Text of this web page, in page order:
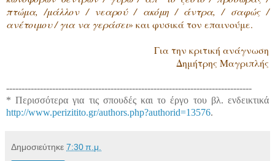
πτώμα, /μάλλον / νεαρού / ακόμη / άντρα, / σαφώς /
ανέτοιμου / για να γεράσει» και φυσικά τον επαινούμε.
Για την κριτική ανάγνωση
Δημήτρης Μαγριπλής
--------------------------------------------------------------------------------
* Περισσότερα για τις σπουδές και το έργο του βλ. ενδεικτικά
http://www.perizitito.gr/authors.php?authorid=13576.
Δημοσιεύτηκε 7:30 π.μ.